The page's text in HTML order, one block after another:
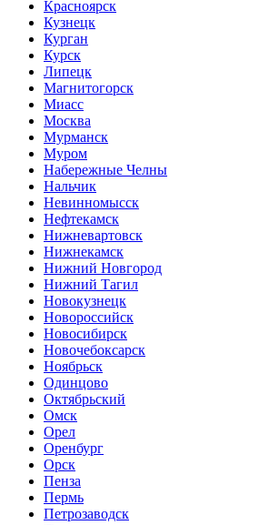
Красноярск
Кузнецк
Курган
Курск
Липецк
Магнитогорск
Миасс
Москва
Мурманск
Муром
Набережные Челны
Нальчик
Невинномысск
Нефтекамск
Нижневартовск
Нижнекамск
Нижний Новгород
Нижний Тагил
Новокузнецк
Новороссийск
Новосибирск
Новочебоксарск
Ноябрьск
Одинцово
Октябрьский
Омск
Орел
Оренбург
Орск
Пенза
Пермь
Петрозаводск